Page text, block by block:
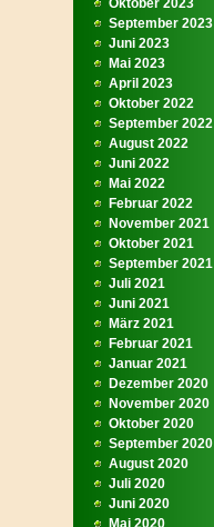
Oktober 2023
September 2023
Juni 2023
Mai 2023
April 2023
Oktober 2022
September 2022
August 2022
Juni 2022
Mai 2022
Februar 2022
November 2021
Oktober 2021
September 2021
Juli 2021
Juni 2021
März 2021
Februar 2021
Januar 2021
Dezember 2020
November 2020
Oktober 2020
September 2020
August 2020
Juli 2020
Juni 2020
Mai 2020